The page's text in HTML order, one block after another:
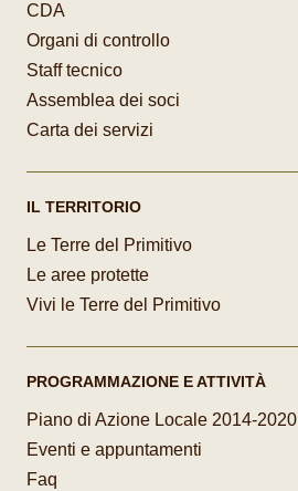
CDA
Organi di controllo
Staff tecnico
Assemblea dei soci
Carta dei servizi
IL TERRITORIO
Le Terre del Primitivo
Le aree protette
Vivi le Terre del Primitivo
PROGRAMMAZIONE E ATTIVITÀ
Piano di Azione Locale 2014-2020
Eventi e appuntamenti
Faq